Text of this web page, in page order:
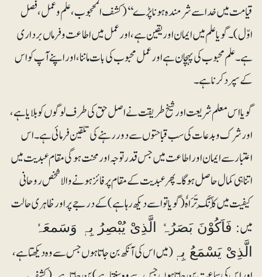
قیامت میں خدا سے شرمندہ ہونا پڑے‘‘ (کشف المحجوب، علم و عمل، فصل
اوّل)۔ گویا علم میں ایمان اور یقین ہے، اور عمل میں اطاعت وفرماں برداری
ہے۔ علم محبوب کی پہچان ہے اور عمل محبوب کی بات ماننا، اور اپنے آپ کو اس
کے سپرد کرنا ہے۔
گویا اس معلم شریعت اور شیخ طریقت نے اصل حق کی طرف لوگوں کو بلایا ہے،
اور شرک وبدعات کی سب قباحتوں سے دور رہنے کی تلقین فرمائی ہے۔ اس
اعتبار سے ایمان اور اطاعت میں جس قدر توجہ اور محنت ہوگی مقام عبدیت میں
اتنا ہی کمال حاصل ہوگا۔ پھر عبدیت کے مقام پر فائز ہونے والا شخص روحانی
کیفیت میں کَأنَّکَ تَرَاہٗ (گویا تو اسے دیکھ رہا ہے) کے درجے پر اور ظاہری حالت
میں:فَاَکُوْنَ بَصَرُہٗ الَّذِیْ یُبْصِرُ بِہٖ وَسَمعَہٗ
الَّذِیْ یَسْمَعُ بِہٖ (میں اس کی آنکھ بن جاتا ہوں جس سے وہ دیکھتا ہے،